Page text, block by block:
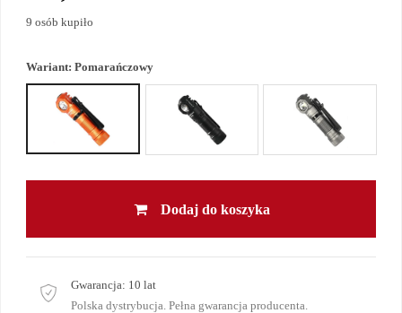
9 osób kupiło
Wariant: Pomarańczowy
Dodaj do koszyka
Gwarancja: 10 lat
Polska dystrybucja. Pełna gwarancja producenta.